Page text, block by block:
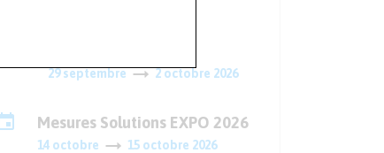
29 septembre 2 octobre 2026
Mesures Solutions EXPO 2026
14 octobre 15 octobre 2026